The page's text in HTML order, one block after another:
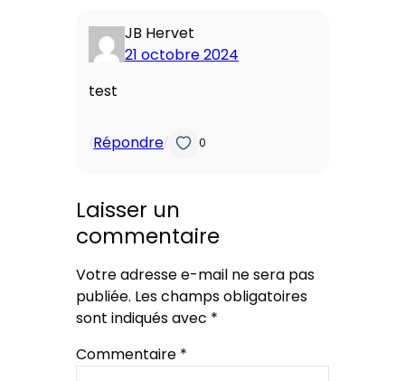
JB Hervet
21 octobre 2024
test
/Répondre/ 0
Laisser un
commentaire
Votre adresse e-mail ne sera pas
publiée. Les champs obligatoires
sont indiqués avec *
Commentaire *